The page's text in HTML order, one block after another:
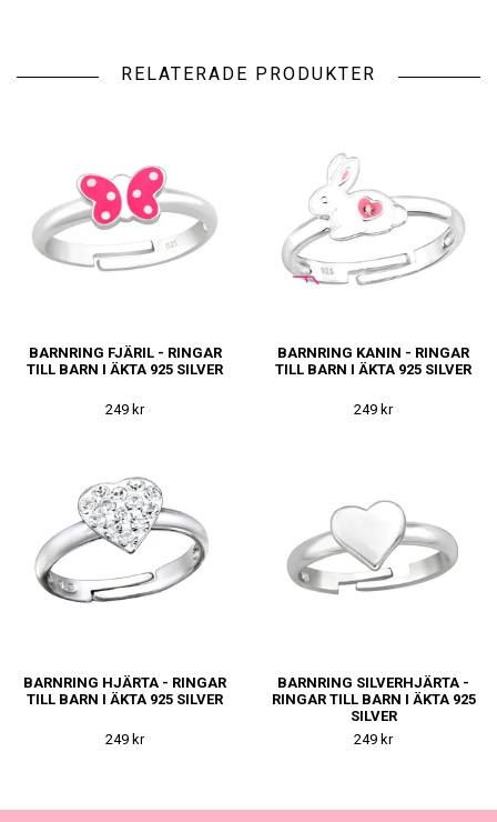
RELATERADE PRODUKTER
BARNRING FJÄRIL - RINGAR
TILL BARN I ÄKTA 925 SILVER
249 kr
BARNRING KANIN - RINGAR
TILL BARN I ÄKTA 925 SILVER
249 kr
BARNRING HJÄRTA - RINGAR
TILL BARN I ÄKTA 925 SILVER
249 kr
BARNRING SILVERHJÄRTA -
RINGAR TILL BARN I ÄKTA 925
SILVER
249 kr